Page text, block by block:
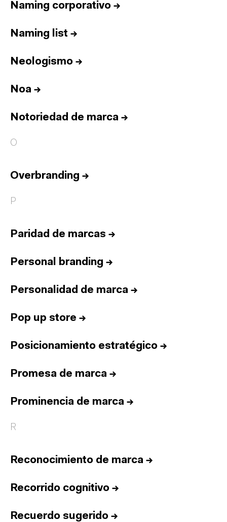
Naming corporativo →
Naming list →
Neologismo →
Noa →
Notoriedad de marca →
O
Overbranding →
P
Paridad de marcas →
Personal branding →
Personalidad de marca →
Pop up store →
Posicionamiento estratégico →
Promesa de marca →
Prominencia de marca →
R
Reconocimiento de marca →
Recorrido cognitivo →
Recuerdo sugerido →